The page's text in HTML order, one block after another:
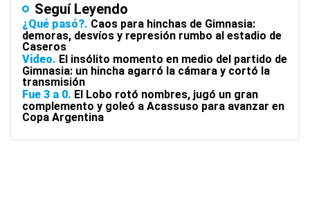
Seguí Leyendo
¿Qué pasó? Caos para hinchas de Gimnasia:
demoras, desvíos y represión rumbo al estadio de
Caseros
Video El insólito momento en medio del partido de
Gimnasia: un hincha agarró la cámara y cortó la
transmisión
Fue 3 a 0 El Lobo rotó nombres, jugó un gran
complemento y goleó a Acassuso para avanzar en
Copa Argentina